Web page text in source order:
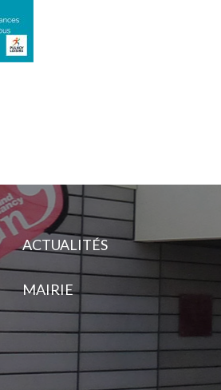
ACTUALITÉS
MAIRIE